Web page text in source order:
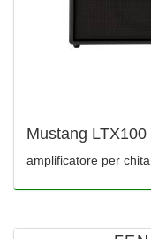
Mustang LTX100
amplificatore per